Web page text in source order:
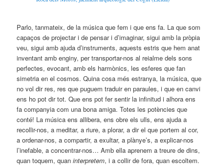
Parlo, tanmateix, de la música que fem i que ens fa. La que som
capaços de projectar i de pensar i d’imaginar, sigui amb la pròpia
veu, sigui amb ajuda d’instruments, aquests estris que hem anat
inventant amb enginy, per transportar-nos al reialme dels sons
perfectes, evocant, amb els harmònics, les esferes que fan
simetria en el cosmos. Quina cosa més estranya, la música, que
no vol dir res, res que puguem traduir en paraules, i que en canvi
ens ho pot dir tot. Que ens pot fer sentir la infinitud i alhora ens
fa companyia com una bona amiga. Totes les potències que
conté! La música ens allibera, ens obre els ulls, ens ajuda a
recollir-nos, a meditar, a riure, a plorar, a dir el que portem al cor,
a ordenar-nos, a compartir, a exultar, a plànye’s, a explicar-nos
l’inefable, a concentrar-nos… Amb ella aprenem a treure de dins,
quan toquem, quaninterpretem, i a collir de fora, quan escoltem.